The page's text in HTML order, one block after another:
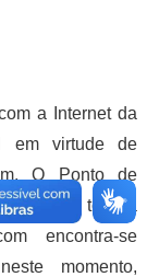
a Internet da
em virtude de
O Ponto de
que toda a
encontra-se
momento,